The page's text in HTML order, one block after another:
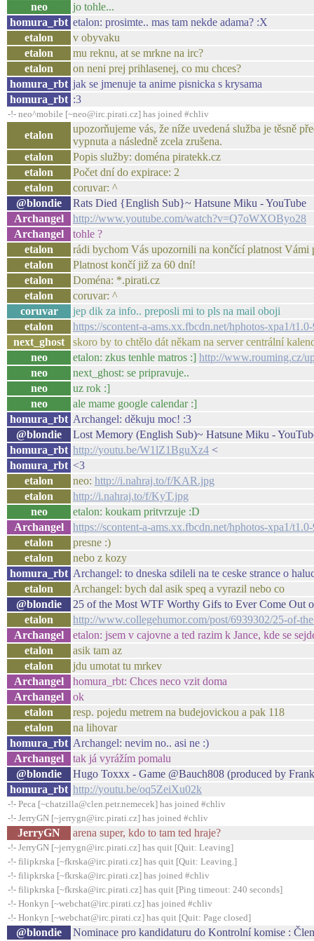
neo
jo tohle...
homura_rbt etalon: prosimte.. mas tam nekde adama? :X
etalon
v obyvaku
etalon
mu reknu, at se mrkne na irc?
etalon
on neni prej prihlasenej, co mu chces?
homura_rbt jak se jmenuje ta anime pisnicka s krysama
homura_rbt :3
-!- neo^mobile [~neo@irc.pirati.cz] has joined #chliv
etalon
upozorňujeme vás, že níže uvedená služba je těsně
vypnuta a následně zcela zrušena.
etalon
Popis služby: doména piratekk.cz
etalon
Počet dní do expirace: 2
etalon
coruvar: ^
@blondie
Rats Died {English Sub}~ Hatsune Miku - YouTube
Archangel
http://www.youtube.com/watch?v=Q7oWXOByo28
Archangel
tohle ?
etalon
rádi bychom Vás upozornili na končící platnost Vámi
etalon
Platnost končí již za 60 dní!
etalon
Doména: *.pirati.cz
etalon
coruvar: ^
coruvar
jep dik za info.. preposli mi to pls na mail oboji
etalon
https://scontent-a-ams.xx.fbcdn.net/hphotos-xpa1/
next_ghost
skoro by to chtělo dát někam na server centrální
neo
etalon: zkus tenhle matros :] http://www.rouming.cz/
neo
next_ghost: se pripravuje..
neo
uz rok :]
neo
ale mame google calendar :]
homura_rbt Archangel: děkuju moc! :3
@blondie
Lost Memory (English Sub)~ Hatsune Miku -
homura_rbt http://youtu.be/W1lZ1BguXz4 <
homura_rbt <3
etalon
neo: http://i.nahraj.to/f/KAR.jpg
etalon
http://i.nahraj.to/f/KyT.jpg
neo
etalon: koukam pritvrzuje :D
Archangel
https://scontent-a-ams.xx.fbcdn.net/hphotos-xpa1/
etalon
presne :)
etalon
nebo z kozy
homura_rbt Archangel: to dneska sdileli na te ceske strance o
etalon
Archangel: bych dal asik speq a vyrazil nebo co
@blondie
25 of the Most WTF Worthy Gifs to Ever Come Out
etalon
http://www.collegehumor.com/post/6939302/25-of-
Archangel
etalon: jsem v cajovne a ted razim k Jance, kde se
etalon
asik tam az
etalon
jdu umotat tu mrkev
Archangel
homura_rbt: Chces neco vzit doma
Archangel
ok
etalon
resp. pojedu metrem na budejovickou a pak 118
etalon
na lihovar
homura_rbt Archangel: nevim no.. asi ne :)
Archangel
tak já vyrážím pomalu
@blondie
Hugo Toxxx - Game @Bauch808 (produced by
homura_rbt http://youtu.be/oq5ZeiXu02k
-!- Peca [~chatzilla@clen.petr.nemecek] has joined #chliv
-!- JerryGN [~jerrygn@irc.pirati.cz] has joined #chliv
JerryGN arena super, kdo to tam ted hraje?
-!- JerryGN [~jerrygn@irc.pirati.cz] has quit [Quit: Leaving]
-!- filipkrska [~fkrska@irc.pirati.cz] has quit [Quit: Leaving.]
-!- filipkrska [~fkrska@irc.pirati.cz] has joined #chliv
-!- filipkrska [~fkrska@irc.pirati.cz] has quit [Ping timeout: 240 seconds]
-!- Honkyn [~webchat@irc.pirati.cz] has joined #chliv
-!- Honkyn [~webchat@irc.pirati.cz] has quit [Quit: Page closed]
@blondie
Nominace pro kandidaturu do Kontrolní komise :